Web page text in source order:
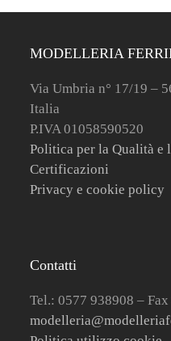
MODELLERIA
Via Umbria n° 17/19 –
Italia
P.IVA 01058590520
Politica per la Qualità e
Certificazioni
Privacy e cookie policy
Contatti
Tel.: 0577 938908 –